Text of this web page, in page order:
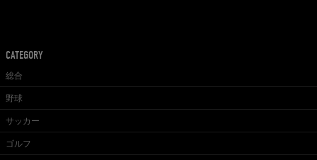
CATEGORY
総合
野球
サッカー
ゴルフ